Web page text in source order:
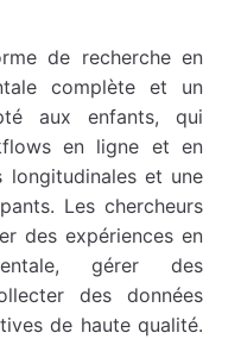
de recherche en
complète et un
aux enfants, qui
en ligne et en
longitudinales et une
Les chercheurs
des expériences en
gérer des
des données
de haute qualité.